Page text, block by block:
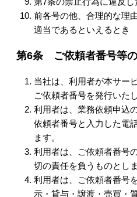
前各号の他、合理的な理
適当であるといえるとき
第6条 ご依頼者番号等
当社は、利用者が本サー
ご依頼者番号を発行いた
利用者は、業務依頼申込
依頼者番号と入力した電
ます。
利用者は、ご依頼者番号
切の責任を負うものとしま
利用者は、ご依頼者番号
示・貸与・譲渡・売買・